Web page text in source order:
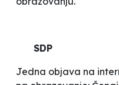
SDP
Jedna objava na